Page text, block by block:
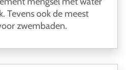
Tevens ook de meest
zwembaden.